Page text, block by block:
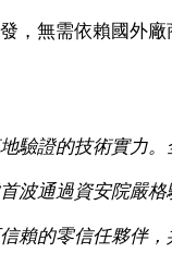
，無需依賴國外
驗證的技術實力
波通過資安院嚴
賴的零信任夥伴